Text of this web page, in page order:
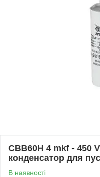
CBB60H 4 mkf - 450
конденсатор для
В наявності